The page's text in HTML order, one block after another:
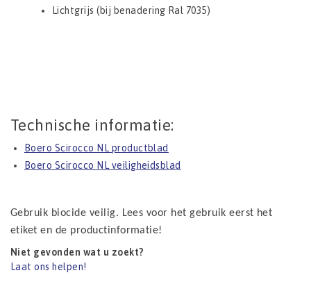
Lichtgrijs (bij benadering Ral 7035)
Technische informatie:
Boero Scirocco NL productblad
Boero Scirocco NL veiligheidsblad
Gebruik biocide veilig. Lees voor het gebruik eerst het
etiket en de productinformatie!
Niet gevonden wat u zoekt?
Laat ons helpen!